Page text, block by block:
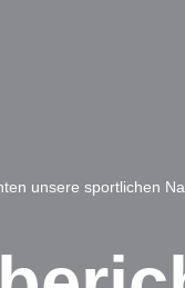
unsere sportlichen